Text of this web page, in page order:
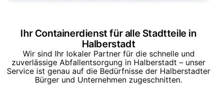
Ihr Containerdienst für alle Stadtteile in
Halberstadt
Wir sind Ihr lokaler Partner für die schnelle und
zuverlässige Abfallentsorgung in Halberstadt – unser
Service ist genau auf die Bedürfnisse der Halberstadter
Bürger und Unternehmen zugeschnitten.